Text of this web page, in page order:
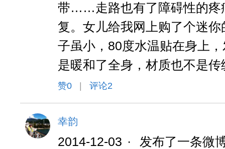
带……走路也有了障碍性的疼
复。女儿给我网上购了个迷
子虽小，80度水温贴在身上
是暖和了全身，材质也不是
赞0 评论2
幸韵
2014-12-03 ·
发布了一条微